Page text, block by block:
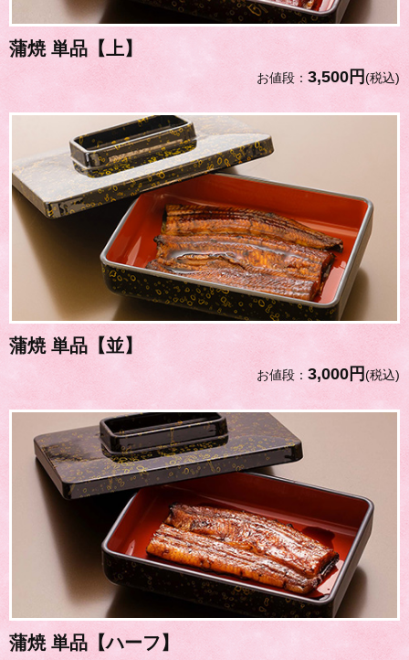
蒲焼 単品【上】
お値段： 3,500円(税込)
蒲焼 単品【並】
お値段： 3,000円(税込)
蒲焼 単品【ハーフ】